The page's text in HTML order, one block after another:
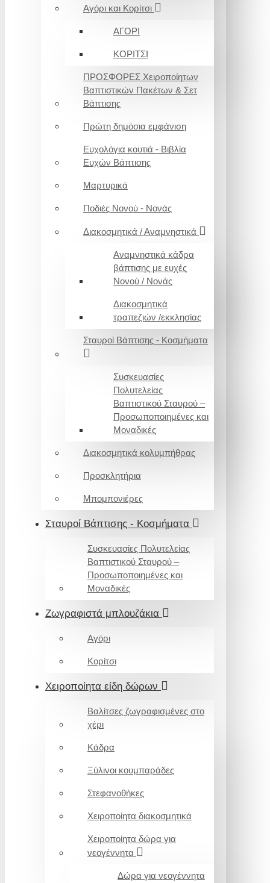
Αγόρι και Κορίτσι
ΑΓΟΡΙ
ΚΟΡΙΤΣΙ
ΠΡΟΣΦΟΡΕΣ Χειροποίητων
Βαπτιστικών Πακέτων & Σετ
Βάπτισης
Πρώτη δημόσια εμφάνιση
Ευχολόγια κουτιά - Βιβλία
Ευχών Βάπτισης
Μαρτυρικά
Ποδιές Νονού - Νονάς
Διακοσμητικά / Αναμνηστικά
Αναμνηστικά κάδρα
βάπτισης με ευχές
Νονού / Νονάς
Διακοσμητικά
τραπεζιών /εκκλησίας
Σταυροί Βάπτισης - Κοσμήματα
Συσκευασίες
Πολυτελείας
Βαπτιστικού Σταυρού –
Προσωποποιημένες και
Μοναδικές
Διακοσμητικά κολυμπήθρας
Προσκλητήρια
Μπομπονιέρες
Σταυροί Βάπτισης - Κοσμήματα
Συσκευασίες Πολυτελείας
Βαπτιστικού Σταυρού –
Προσωποποιημένες και
Μοναδικές
Ζωγραφιστά μπλουζάκια
Αγόρι
Κορίτσι
Χειροποίητα είδη δώρων
Βαλίτσες ζωγραφισμένες στο
χέρι
Κάδρα
Ξύλινοι κουμπαράδες
Στεφανοθήκες
Χειροποίητα διακοσμητικά
Χειροποίητα δώρα για
νεογέννητα
Δώρα για νεογέννητα